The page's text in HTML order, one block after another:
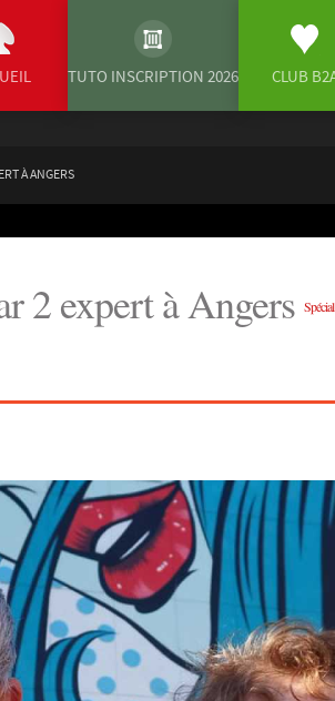
TUTO INSCRIPTION 2026 CLUB
À ANGERS
2 expert à AngersSpécial